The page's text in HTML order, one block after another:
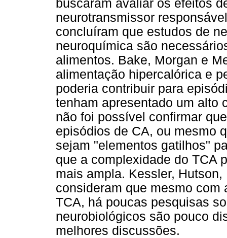
buscaram avaliar os efeitos
neurotransmissor
concluíram que estudos de
neuroquímica são
alimentos. Bake, Morgan e
alimentação hipercalórica e
poderia contribuir para
tenham apresentado um alto
não foi possível confirmar
episódios de CA, ou mesmo
sejam "elementos gatilhos"
que a complexidade do TCA
mais ampla. Kessler,
consideram que mesmo com
TCA, há poucas pesquisas
neurobiológicos são pouco
melhores discussões.